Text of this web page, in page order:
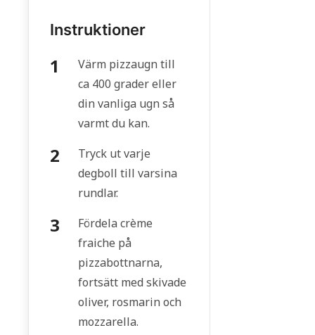
Instruktioner
Värm pizzaugn till
ca 400 grader eller
din vanliga ugn så
varmt du kan.
Tryck ut varje
degboll till varsina
rundlar.
Fördela crème
fraiche på
pizzabottnarna,
fortsätt med skivade
oliver, rosmarin och
mozzarella.